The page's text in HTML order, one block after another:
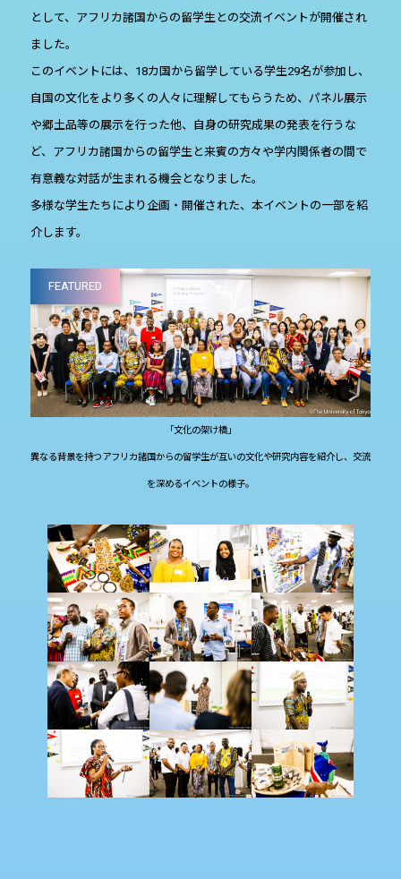
として、アフリカ諸国からの留学生との交流イベントが開催され
ました。
このイベントには、18カ国から留学している学生29名が参加し、
自国の文化をより多くの人々に理解してもらうため、パネル展示
や郷土品等の展示を行った他、自身の研究成果の発表を行うな
ど、アフリカ諸国からの留学生と来賓の方々や学内関係者の間で
有意義な対話が生まれる機会となりました。
多様な学生たちにより企画・開催された、本イベントの一部を紹
介します。
FEATURED
「文化の架け橋」
異なる背景を持つアフリカ諸国からの留学生が互いの文化や研究内容を紹介し、交流
を深めるイベントの様子。